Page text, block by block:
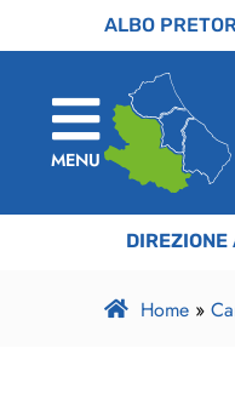
ALBO
MENU
Home»